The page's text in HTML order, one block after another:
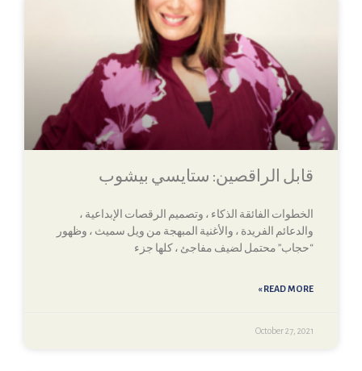
قابل الراقصين: ستايسي بيشوب
الخطوات الفائقة الذكاء ، وتصميم الرقصات الإبداعية ،
والدعائم الفريدة ، والأغنية المبهجة من ويل سميث ، وظهور
“حجاب” محتمل لضيف مفاجئ ، كلها جزء
READ MORE »
October 27, 2021